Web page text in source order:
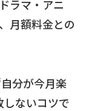
ラマ・アニ
月額料金との
分が今月楽
しないコツで